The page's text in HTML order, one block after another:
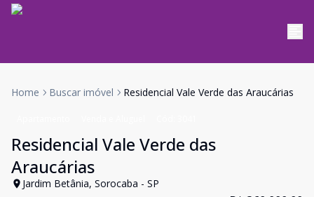
Home Buscar imóvel Residencial Vale Verde das Araucárias
Residencial Vale Verde das
Araucárias
Jardim Betânia, Sorocaba - SP